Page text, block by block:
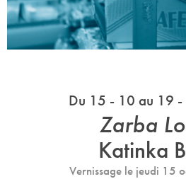
Du 15 - 10 au 19
Zarba
Katinka
Vernissage le jeudi 15